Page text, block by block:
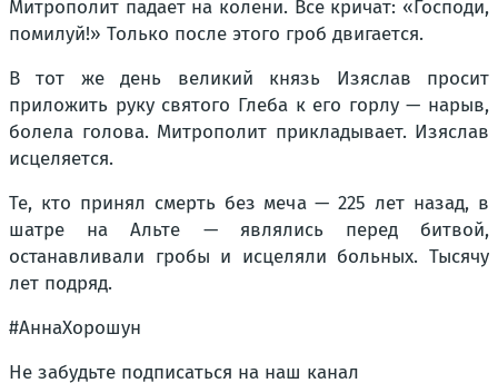
Митрополит падает на колени. Все кричат: «Господи,
помилуй!» Только после этого гроб двигается.
В тот же день великий князь Изяслав просит
приложить руку святого Глеба к его горлу — нарыв,
болела голова. Митрополит прикладывает. Изяслав
исцеляется.
Те, кто принял смерть без меча — 225 лет назад, в
шатре на Альте — являлись перед битвой,
останавливали гробы и исцеляли больных. Тысячу
лет подряд.
#АннаХорошун
Не забудьте подписаться на наш канал